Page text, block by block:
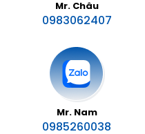
Mr. Châu
0983062407
Mr. Nam
0985260038